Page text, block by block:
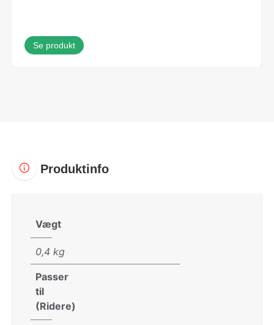
Se produkt
Produktinfo
Vægt
0,4 kg
Passer
til
(Ridere)